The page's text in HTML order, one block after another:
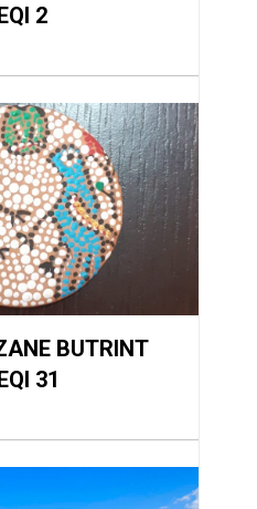
2
BUTRINT
31